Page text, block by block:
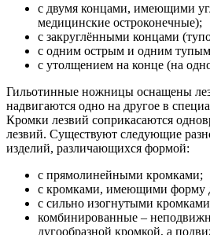
с двумя концами, имеющими
медицинские остроконечные);
с закруглёнными концами
с одним острым и одним
с утолщением на конце (на
Гильотинные ножницы оснащены
надвигаются одно на другое в
Кромки лезвий соприкасаются
лезвий. Существуют следующие
изделий, различающихся формой:
с прямолинейными кромками;
с кромками, имеющими форму
с сильно изогнутыми
комбинированные –
дугообразной кромкой, а